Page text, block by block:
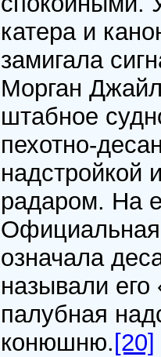
катера и
замигала
Морган
штабное
пехотно-
надстройкой
радаром. На
означала
называли
палубная
конюшню. [20]